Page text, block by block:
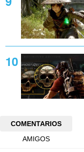
COMENTARIOS
AMIGOS